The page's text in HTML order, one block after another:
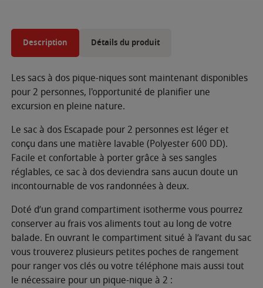
Description Détails du produit
Les sacs à dos pique-niques sont maintenant disponibles
pour 2 personnes, l'opportunité de planifier une
excursion en pleine nature.
Le sac à dos Escapade pour 2 personnes est léger et
conçu dans une matière lavable (Polyester 600 DD).
Facile et confortable à porter grâce à ses sangles
réglables, ce sac à dos deviendra sans aucun doute un
incontournable de vos randonnées à deux.
Doté d’un grand compartiment isotherme vous pourrez
conserver au frais vos aliments tout au long de votre
balade. En ouvrant le compartiment situé à l’avant du sac
vous trouverez plusieurs petites poches de rangement
pour ranger vos clés ou votre téléphone mais aussi tout
le nécessaire pour un pique-nique à 2 :